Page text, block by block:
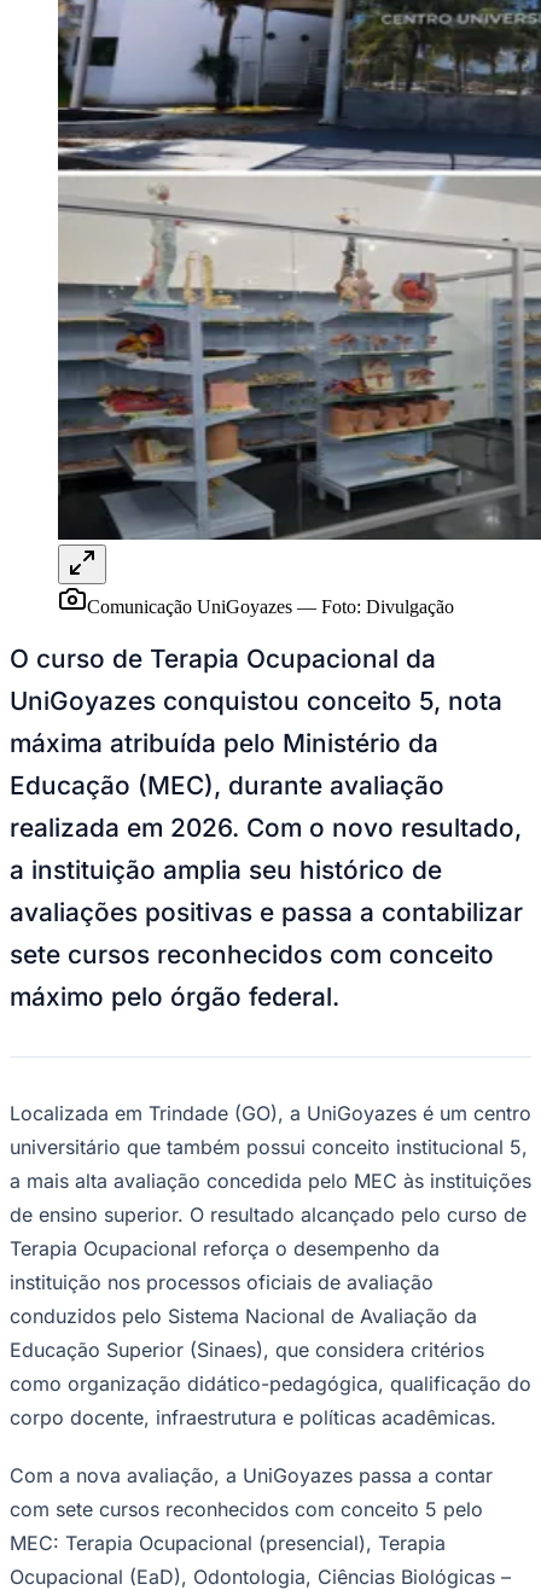
Sport
Comunicação UniGoyazes — Foto: Divulgação
O curso de Terapia Ocupacional da
UniGoyazes conquistou conceito 5, nota
máxima atribuída pelo Ministério da
Educação (MEC), durante avaliação
realizada em 2026. Com o novo resultado,
a instituição amplia seu histórico de
avaliações positivas e passa a contabilizar
sete cursos reconhecidos com conceito
máximo pelo órgão federal.
Localizada em Trindade (GO), a UniGoyazes é um centro
universitário que também possui conceito institucional 5,
a mais alta avaliação concedida pelo MEC às instituições
de ensino superior. O resultado alcançado pelo curso de
Terapia Ocupacional reforça o desempenho da
instituição nos processos oficiais de avaliação
conduzidos pelo Sistema Nacional de Avaliação da
Educação Superior (Sinaes), que considera critérios
como organização didático-pedagógica, qualificação do
corpo docente, infraestrutura e políticas acadêmicas.
Com a nova avaliação, a UniGoyazes passa a contar
com sete cursos reconhecidos com conceito 5 pelo
MEC: Terapia Ocupacional (presencial), Terapia
Ocupacional (EaD), Odontologia, Ciências Biológicas –